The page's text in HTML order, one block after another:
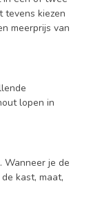
tevens kiezen
meerprijs van
lopen in
Wanneer je de
kast, maat,